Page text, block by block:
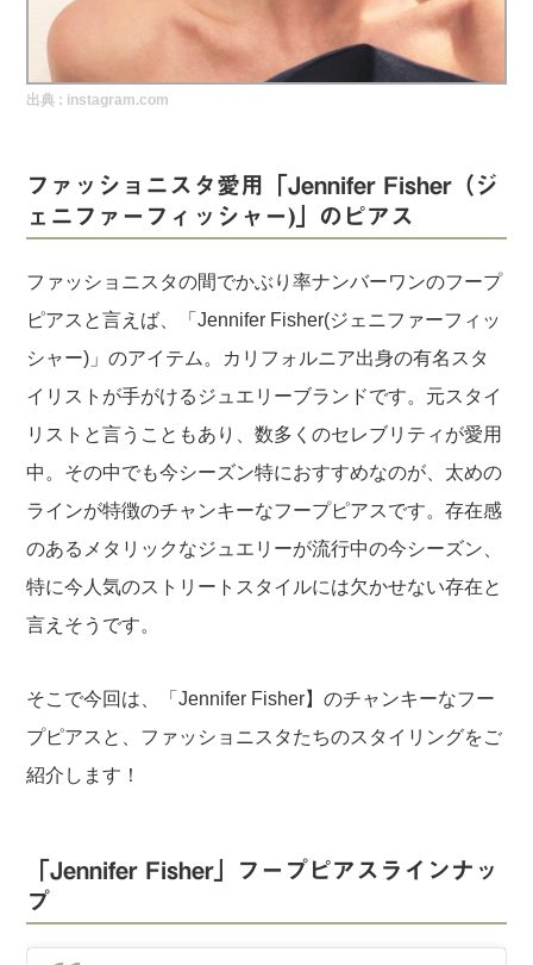
実録！海外ショップで買ってみた！
海外SHOP LIST
出典 : instagram.com
ファッショニスタ愛用「Jennifer Fisher（ジ
ェニファーフィッシャー)」のピアス
ファッショニスタの間でかぶり率ナンバーワンのフープ
ピアスと言えば、「Jennifer Fisher(ジェニファーフィッ
シャー)」のアイテム。カリフォルニア出身の有名スタ
イリストが手がけるジュエリーブランドです。元スタイ
リストと言うこともあり、数多くのセレブリティが愛用
中。その中でも今シーズン特におすすめなのが、太めの
ラインが特徴のチャンキーなフープピアスです。存在感
のあるメタリックなジュエリーが流行中の今シーズン、
特に今人気のストリートスタイルには欠かせない存在と
言えそうです。
そこで今回は、「Jennifer Fisher】のチャンキーなフー
プピアスと、ファッショニスタたちのスタイリングをご
紹介します！
「Jennifer Fisher」フープピアスラインナッ
プ